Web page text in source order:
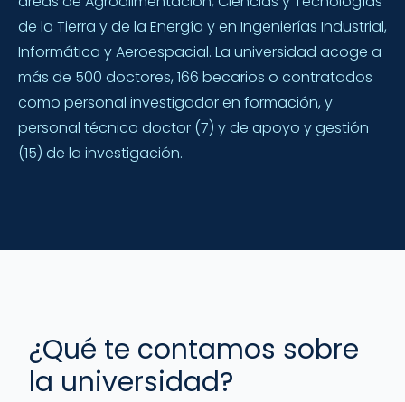
de la Tierra y de la Energía y en Ingenierías Industrial,
Informática y Aeroespacial. La universidad acoge a
más de 500 doctores, 166 becarios o contratados
como personal investigador en formación, y
personal técnico doctor (7) y de apoyo y gestión
(15) de la investigación.
¿Qué te contamos sobre
la universidad?